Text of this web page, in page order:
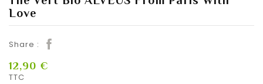
Love
Share :
12,90 €
TTC